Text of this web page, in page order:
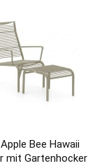
Bee Hawaii
mit Gartenhocker